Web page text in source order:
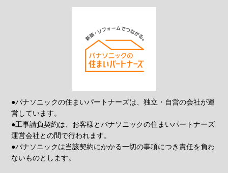
●パナソニックの住まいパートナーズは、独立・自営の会社が運
営しています。
●工事請負契約は、お客様とパナソニックの住まいパートナーズ
運営会社との間で行われます。
●パナソニックは当該契約にかかる一切の事項につき責任を負わ
ないものとします。